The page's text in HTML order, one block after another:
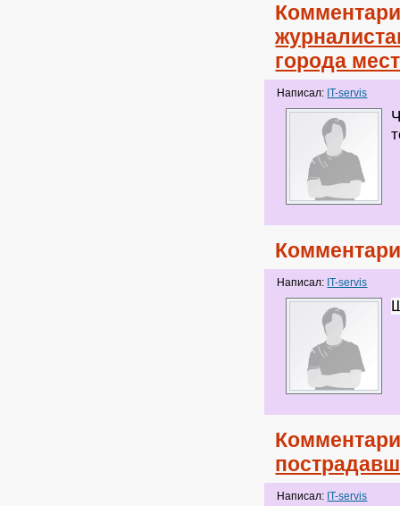
города мест
Написал: IT-servis
Написал: IT-servis
Написал: IT-servis